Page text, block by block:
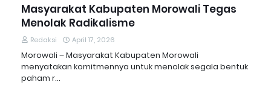
Masyarakat Kabupaten Morowali Tegas
Menolak Radikalisme
Redaksi April 17, 2026
Morowali – Masyarakat Kabupaten Morowali
menyatakan komitmennya untuk menolak segala bentuk
paham r…